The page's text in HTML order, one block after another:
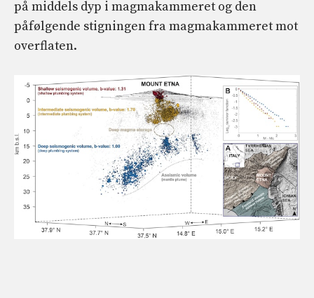
på middels dyp i magmakammeret og den
påfølgende stigningen fra magmakammeret mot
overflaten.